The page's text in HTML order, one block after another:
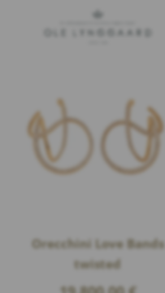
Orecchini Love Bands
twisted